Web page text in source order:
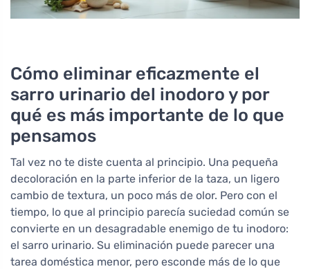
Cómo eliminar eficazmente el
sarro urinario del inodoro y por
qué es más importante de lo que
pensamos
Tal vez no te diste cuenta al principio. Una pequeña
decoloración en la parte inferior de la taza, un ligero
cambio de textura, un poco más de olor. Pero con el
tiempo, lo que al principio parecía suciedad común se
convierte en un desagradable enemigo de tu inodoro:
el sarro urinario. Su eliminación puede parecer una
tarea doméstica menor, pero esconde más de lo que